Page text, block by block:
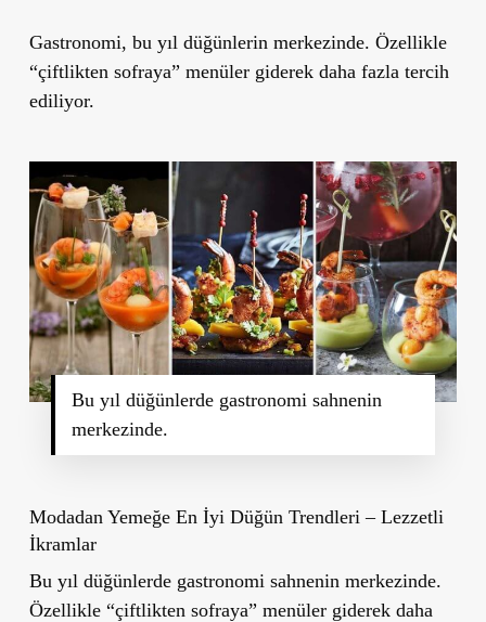
Gastronomi, bu yıl düğünlerin merkezinde. Özellikle
“çiftlikten sofraya” menüler giderek daha fazla tercih
ediliyor.
Bu yıl düğünlerde gastronomi sahnenin
merkezinde.
Modadan Yemeğe En İyi Düğün Trendleri – Lezzetli
İkramlar
Bu yıl düğünlerde gastronomi sahnenin merkezinde.
Özellikle “çiftlikten sofraya” menüler giderek daha